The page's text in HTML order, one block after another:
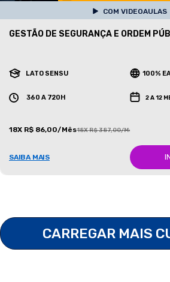
COM VIDEOAULAS
GESTÃO DE SEGURANÇA E ORDEM
LATO SENSU 100%
360 A 720H 2 A 12
18X R$ 86,00/Mês18X R$ 387,00/Mês
SAIBA MAIS
CARREGAR MAIS